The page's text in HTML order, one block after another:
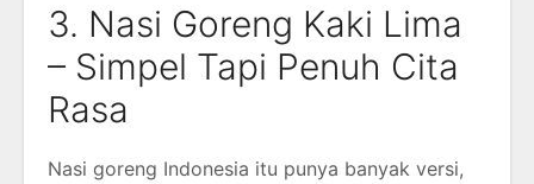
3. Nasi Goreng Kaki Lima
– Simpel Tapi Penuh Cita
Rasa
Nasi goreng Indonesia itu punya banyak versi,